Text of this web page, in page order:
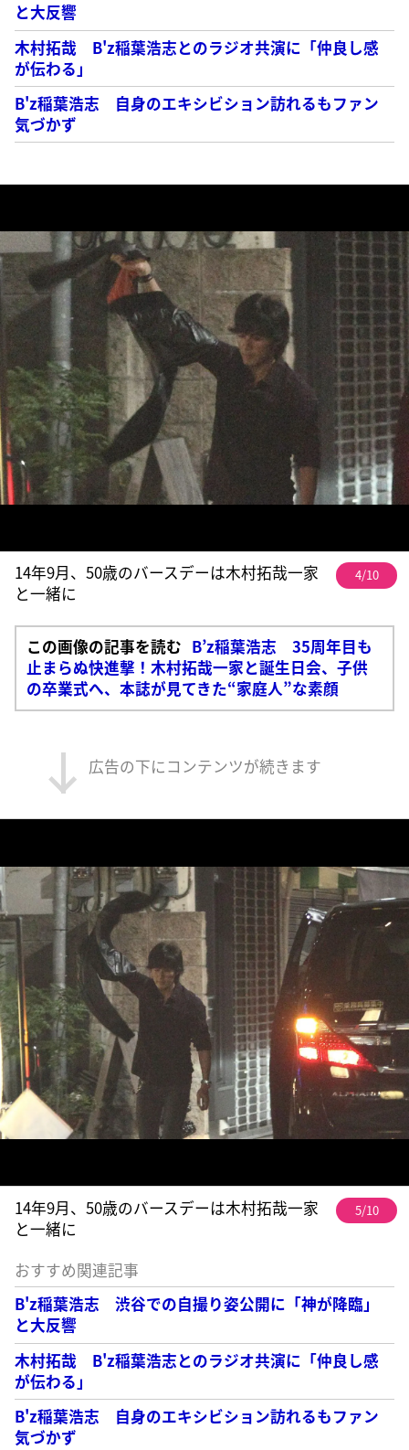
と大反響
木村拓哉 B'z稲葉浩志とのラジオ共演に「仲良し感
が伝わる」
B'z稲葉浩志 自身のエキシビション訪れるもファン
気づかず
14年9月、50歳のバースデーは木村拓哉一家
と一緒に
4/10
この画像の記事を読む B’z稲葉浩志 35周年目も
止まらぬ快進撃！木村拓哉一家と誕生日会、子供
の卒業式へ、本誌が見てきた“家庭人”な素顔
広告の下にコンテンツが続きます
14年9月、50歳のバースデーは木村拓哉一家
と一緒に
5/10
おすすめ関連記事
B'z稲葉浩志 渋谷での自撮り姿公開に「神が降臨」
と大反響
木村拓哉 B'z稲葉浩志とのラジオ共演に「仲良し感
が伝わる」
B'z稲葉浩志 自身のエキシビション訪れるもファン
気づかず